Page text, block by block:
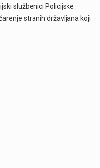
službenici Policijske
stranih državljana koji